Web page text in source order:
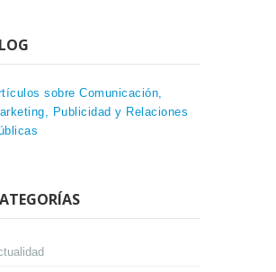
sobre Comunicación,
Publicidad y Relaciones